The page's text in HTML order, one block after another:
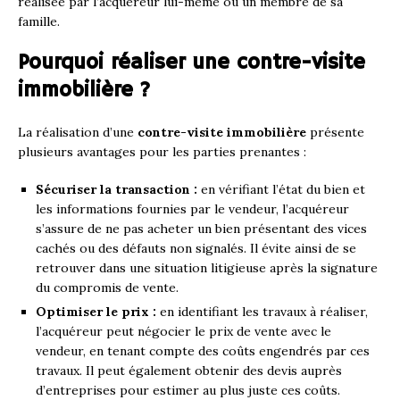
famille.
Pourquoi réaliser une contre-visite
immobilière ?
La réalisation d’une contre-visite immobilière présente
plusieurs avantages pour les parties prenantes :
Sécuriser la transaction : en vérifiant l’état du bien et
les informations fournies par le vendeur, l’acquéreur
s’assure de ne pas acheter un bien présentant des vices
cachés ou des défauts non signalés. Il évite ainsi de se
retrouver dans une situation litigieuse après la signature
du compromis de vente.
Optimiser le prix : en identifiant les travaux à réaliser,
l’acquéreur peut négocier le prix de vente avec le
vendeur, en tenant compte des coûts engendrés par ces
travaux. Il peut également obtenir des devis auprès
d’entreprises pour estimer au plus juste ces coûts.